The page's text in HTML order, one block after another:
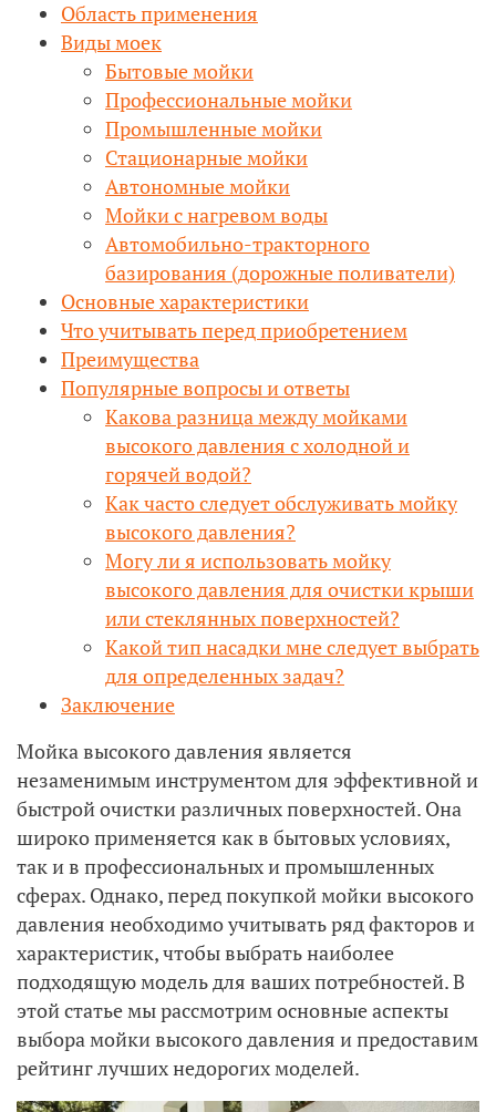
Область применения
Виды моек
Бытовые мойки
Профессиональные мойки
Промышленные мойки
Стационарные мойки
Автономные мойки
Мойки с нагревом воды
Автомобильно-тракторного
базирования (дорожные поливатели)
Основные характеристики
Что учитывать перед приобретением
Преимущества
Популярные вопросы и ответы
Какова разница между мойками
высокого давления с холодной и
горячей водой?
Как часто следует обслуживать мойку
высокого давления?
Могу ли я использовать мойку
высокого давления для очистки крыши
или стеклянных поверхностей?
Какой тип насадки мне следует выбрать
для определенных задач?
Заключение
Мойка высокого давления является
незаменимым инструментом для эффективной и
быстрой очистки различных поверхностей. Она
широко применяется как в бытовых условиях,
так и в профессиональных и промышленных
сферах. Однако, перед покупкой мойки высокого
давления необходимо учитывать ряд факторов и
характеристик, чтобы выбрать наиболее
подходящую модель для ваших потребностей. В
этой статье мы рассмотрим основные аспекты
выбора мойки высокого давления и предоставим
рейтинг лучших недорогих моделей.